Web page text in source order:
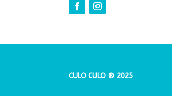
CULO CULO ® 2025